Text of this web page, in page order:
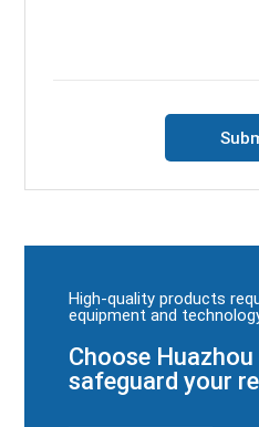
High-quality products
equipment and
Choose
safeguard your